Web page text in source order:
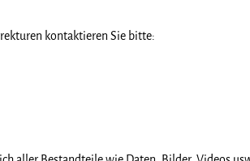
kontaktieren Sie bitte: